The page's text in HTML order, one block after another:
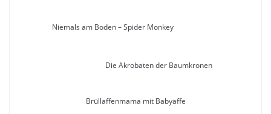
Niemals am Boden – Spider Monkey
Die Akrobaten der Baumkronen
Brüllaffenmama mit Babyaffe